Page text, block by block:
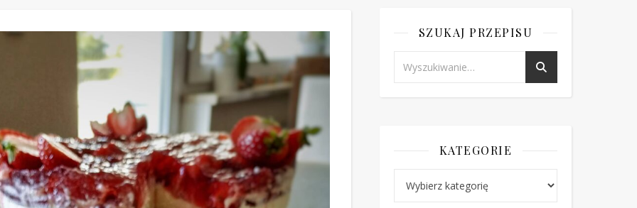
SZUKAJ PRZEPISU
KATEGORIE